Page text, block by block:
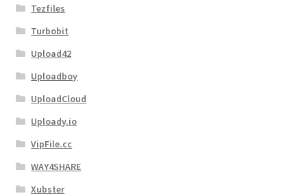
Tezfiles
Turbobit
Upload42
Uploadboy
UploadCloud
Uploady.io
VipFile.cc
WAY4SHARE
Xubster